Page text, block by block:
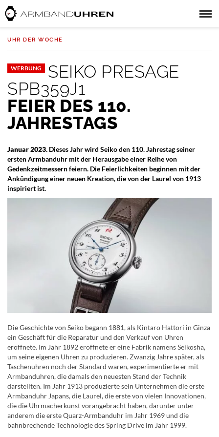
UHR DER WOCHE
WERBUNG
SEIKO PRESAGE
SPB359J1
FEIER DES 110.
JAHRESTAGS
Januar 2023. Dieses Jahr wird Seiko den 110. Jahrestag seiner
ersten Armbanduhr mit der Herausgabe einer Reihe von
Gedenkzeitmessern feiern. Die Feierlichkeiten beginnen mit der
Ankündigung einer neuen Kreation, die von der Laurel von 1913
inspiriert ist.
Die Geschichte von Seiko begann 1881, als Kintaro Hattori in Ginza
ein Geschäft für die Reparatur und den Verkauf von Uhren
eröffnete. Im Jahr 1892 eröffnete er eine Fabrik namens Seikosha,
um seine eigenen Uhren zu produzieren. Zwanzig Jahre später, als
Taschenuhren noch der Standard waren, experimentierte er mit
Armbanduhren, die damals den neuesten Stand der Technik
darstellten. Im Jahr 1913 produzierte sein Unternehmen die erste
Armbanduhr Japans, die Laurel, die erste von vielen Innovationen,
die die Uhrmacherkunst vorangebracht haben, darunter unter
anderem die erste Quarz-Armbanduhr im Jahr 1969 und die
bahnbrechende Technologie des Spring Drive im Jahr 1999.